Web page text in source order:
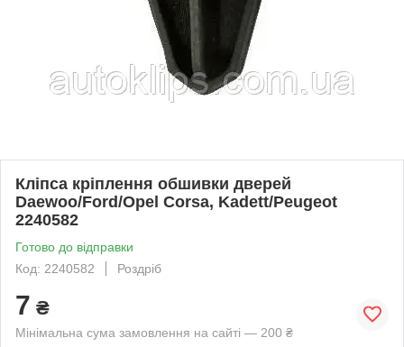
Кліпса кріплення обшивки дверей
Daewoo/Ford/Opel Corsa, Kadett/Peugeot
2240582
Готово до відправки
Код: 2240582
Роздріб
7 ₴
Мінімальна сума замовлення на сайті — 200 ₴